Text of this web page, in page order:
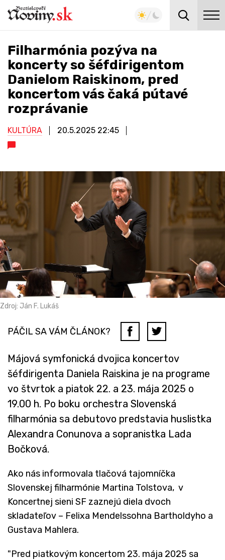
Filharmónia pozýva na
koncerty so šéfdirigentom
Danielom Raiskinom, pred
koncertom vás čaká pútavé
rozprávanie
KULTÚRA 20.5.2025 22:45
Zdroj: Ján F. Lukáš
PÁČIL SA VÁM ČLÁNOK?
Májová symfonická dvojica koncertov
šéfdirigenta Daniela Raiskina je na programe
vo štvrtok a piatok 22. a 23. mája 2025 o
19.00 h. Po boku orchestra Slovenská
filharmónia sa debutovo predstavia huslistka
Alexandra Conunova a sopranistka Lada
Bočková.
Ako nás informovala tlačová tajomníčka
Slovenskej filharmónie Martina Tolstova, v
Koncertnej sieni SF zaznejú diela dvoch
skladateľov – Felixa Mendelssohna Bartholdyho a
Gustava Mahlera.
"Pred piatkovým koncertom 23. mája 2025 sa